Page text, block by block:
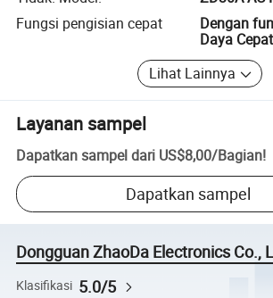
Fungsi pengisian cepat
Dengan
Daya Cepat
Lihat Lainnya
Layanan sampel
Dapatkan sampel dari US$8,00/Bagian!
Dapatkan sampel
Dongguan ZhaoDa Electronics Co.,
Klasifikasi 5.0/5